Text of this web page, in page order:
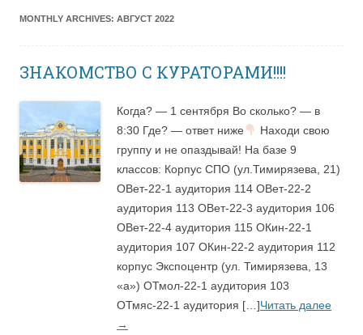
MONTHLY ARCHIVES: АВГУСТ 2022
ЗНАКОМСТВО С КУРАТОРАМИ!!!!
Когда? — 1 сентября Во сколько? — в
8:30 Где? — ответ ниже
Находи свою
группу и не опаздывай! На базе 9
классов: Корпус СПО (ул.Тимирязева, 21)
ОВет-22-1 аудитория 114 ОВет-22-2
аудитория 113 ОВет-22-3 аудитория 106
ОВет-22-4 аудитория 115 ОКин-22-1
аудитория 107 ОКин-22-2 аудитория 112
корпус Экспоцентр (ул. Тимирязева, 13
«а») ОТмол-22-1 аудитория 103
ОТмяс-22-1 аудитория […]Читать далее
→